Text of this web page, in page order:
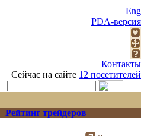
Eng
PDA-версия
Контакты
Сейчас на сайте 12 посетителей
Рейтинг трейдеров